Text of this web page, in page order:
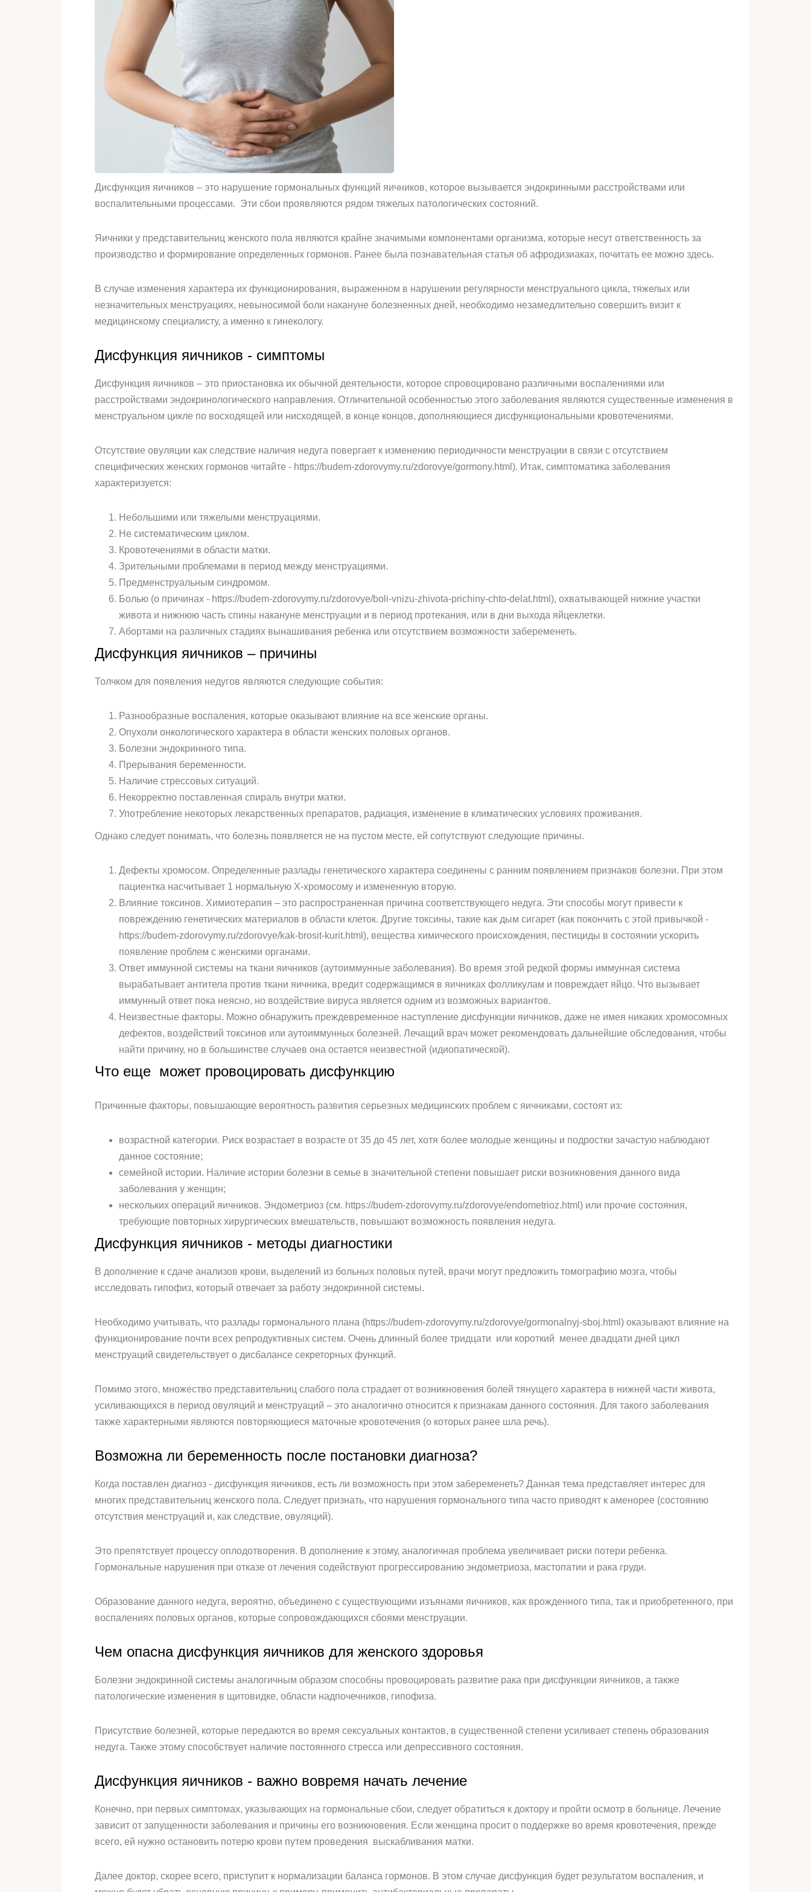
Дисфункция яичников – это нарушение гормональных функций яичников, которое вызывается эндокринными расстройствами или
воспалительными процессами. Эти сбои проявляются рядом тяжелых патологических состояний.
Яичники у представительниц женского пола являются крайне значимыми компонентами организма, которые несут ответственность за
производство и формирование определенных гормонов. Ранее была познавательная статья об афродизиаках, почитать ее можно здесь.
В случае изменения характера их функционирования, выраженном в нарушении регулярности менструального цикла, тяжелых или
незначительных менструациях, невыносимой боли накануне болезненных дней, необходимо незамедлительно совершить визит к
медицинскому специалисту, а именно к гинекологу.
Дисфункция яичников - симптомы
Дисфункция яичников – это приостановка их обычной деятельности, которое спровоцировано различными воспалениями или
расстройствами эндокринологического направления. Отличительной особенностью этого заболевания являются существенные изменения в
менструальном цикле по восходящей или нисходящей, в конце концов, дополняющиеся дисфункциональными кровотечениями.
Отсутствие овуляции как следствие наличия недуга повергает к изменению периодичности менструации в связи с отсутствием
специфических женских гормонов читайте - https://budem-zdorovymy.ru/zdorovye/gormony.html). Итак, симптоматика заболевания
характеризуется:
Небольшими или тяжелыми менструациями.
Не систематическим циклом.
Кровотечениями в области матки.
Зрительными проблемами в период между менструациями.
Предменструальным синдромом.
Болью (о причинах - https://budem-zdorovymy.ru/zdorovye/boli-vnizu-zhivota-prichiny-chto-delat.html), охватывающей нижние участки
живота и нижнюю часть спины накануне менструации и в период протекания, или в дни выхода яйцеклетки.
Абортами на различных стадиях вынашивания ребенка или отсутствием возможности забеременеть.
Дисфункция яичников – причины
Толчком для появления недугов являются следующие события:
Разнообразные воспаления, которые оказывают влияние на все женские органы.
Опухоли онкологического характера в области женских половых органов.
Болезни эндокринного типа.
Прерывания беременности.
Наличие стрессовых ситуаций.
Некорректно поставленная спираль внутри матки.
Употребление некоторых лекарственных препаратов, радиация, изменение в климатических условиях проживания.
Однако следует понимать, что болезнь появляется не на пустом месте, ей сопутствуют следующие причины.
Дефекты хромосом. Определенные разлады генетического характера соединены с ранним появлением признаков болезни. При этом
пациентка насчитывает 1 нормальную Х-хромосому и измененную вторую.
Влияние токсинов. Химиотерапия – это распространенная причина соответствующего недуга. Эти способы могут привести к
повреждению генетических материалов в области клеток. Другие токсины, такие как дым сигарет (как покончить с этой привычкой -
https://budem-zdorovymy.ru/zdorovye/kak-brosit-kurit.html), вещества химического происхождения, пестициды в состоянии ускорить
появление проблем с женскими органами.
Ответ иммунной системы на ткани яичников (аутоиммунные заболевания). Во время этой редкой формы иммунная система
вырабатывает антитела против ткани яичника, вредит содержащимся в яичниках фолликулам и повреждает яйцо. Что вызывает
иммунный ответ пока неясно, но воздействие вируса является одним из возможных вариантов.
Неизвестные факторы. Можно обнаружить преждевременное наступление дисфункции яичников, даже не имея никаких хромосомных
дефектов, воздействий токсинов или аутоиммунных болезней. Лечащий врач может рекомендовать дальнейшие обследования, чтобы
найти причину, но в большинстве случаев она остается неизвестной (идиопатической).
Что еще может провоцировать дисфункцию
Причинные факторы, повышающие вероятность развития серьезных медицинских проблем с яичниками, состоят из:
возрастной категории. Риск возрастает в возрасте от 35 до 45 лет, хотя более молодые женщины и подростки зачастую наблюдают
данное состояние;
семейной истории. Наличие истории болезни в семье в значительной степени повышает риски возникновения данного вида
заболевания у женщин;
нескольких операций яичников. Эндометриоз (см. https://budem-zdorovymy.ru/zdorovye/endometrioz.html) или прочие состояния,
требующие повторных хирургических вмешательств, повышают возможность появления недуга.
Дисфункция яичников - методы диагностики
В дополнение к сдаче анализов крови, выделений из больных половых путей, врачи могут предложить томографию мозга, чтобы
исследовать гипофиз, который отвечает за работу эндокринной системы.
Необходимо учитывать, что разлады гормонального плана (https://budem-zdorovymy.ru/zdorovye/gormonalnyj-sboj.html) оказывают влияние на
функционирование почти всех репродуктивных систем. Очень длинный более тридцати или короткий менее двадцати дней цикл
менструаций свидетельствует о дисбалансе секреторных функций.
Помимо этого, множество представительниц слабого пола страдает от возникновения болей тянущего характера в нижней части живота,
усиливающихся в период овуляций и менструаций – это аналогично относится к признакам данного состояния. Для такого заболевания
также характерными являются повторяющиеся маточные кровотечения (о которых ранее шла речь).
Возможна ли беременность после постановки диагноза?
Когда поставлен диагноз - дисфункция яичников, есть ли возможность при этом забеременеть? Данная тема представляет интерес для
многих представительниц женского пола. Следует признать, что нарушения гормонального типа часто приводят к аменорее (состоянию
отсутствия менструаций и, как следствие, овуляций).
Это препятствует процессу оплодотворения. В дополнение к этому, аналогичная проблема увеличивает риски потери ребенка.
Гормональные нарушения при отказе от лечения содействуют прогрессированию эндометриоза, мастопатии и рака груди.
Образование данного недуга, вероятно, объединено с существующими изъянами яичников, как врожденного типа, так и приобретенного, при
воспалениях половых органов, которые сопровождающихся сбоями менструации.
Чем опасна дисфункция яичников для женского здоровья
Болезни эндокринной системы аналогичным образом способны провоцировать развитие рака при дисфункции яичников, а также
патологические изменения в щитовидке, области надпочечников, гипофиза.
Присутствие болезней, которые передаются во время сексуальных контактов, в существенной степени усиливает степень образования
недуга. Также этому способствует наличие постоянного стресса или депрессивного состояния.
Дисфункция яичников - важно вовремя начать лечение
Конечно, при первых симптомах, указывающих на гормональные сбои, следует обратиться к доктору и пройти осмотр в больнице. Лечение
зависит от запущенности заболевания и причины его возникновения. Если женщина просит о поддержке во время кровотечения, прежде
всего, ей нужно остановить потерю крови путем проведения выскабливания матки.
Далее доктор, скорее всего, приступит к нормализации баланса гормонов. В этом случае дисфункция будет результатом воспаления, и